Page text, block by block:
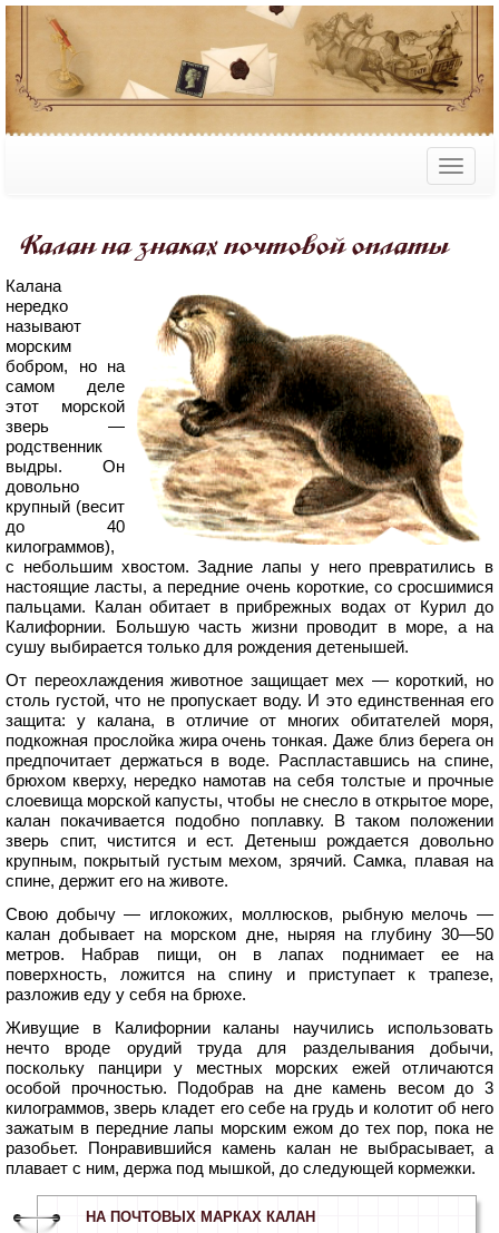
Калан на знаках почтовой оплаты
Калана
нередко
называют
морским
бобром, но на
самом деле
этот морской
зверь —
родственник
выдры. Он
довольно
крупный (весит
до 40
килограммов),
с небольшим хвостом. Задние лапы у него превратились в
настоящие ласты, а передние очень короткие, со сросшимися
пальцами. Калан обитает в прибрежных водах от Курил до
Калифорнии. Большую часть жизни проводит в море, а на
сушу выбирается только для рождения детенышей.
От переохлаждения животное защищает мех — короткий, но
столь густой, что не пропускает воду. И это единственная его
защита: у калана, в отличие от многих обитателей моря,
подкожная прослойка жира очень тонкая. Даже близ берега он
предпочитает держаться в воде. Распластавшись на спине,
брюхом кверху, нередко намотав на себя толстые и прочные
слоевища морской капусты, чтобы не снесло в открытое море,
калан покачивается подобно поплавку. В таком положении
зверь спит, чистится и ест. Детеныш рождается довольно
крупным, покрытый густым мехом, зрячий. Самка, плавая на
спине, держит его на животе.
Свою добычу — иглокожих, моллюсков, рыбную мелочь —
калан добывает на морском дне, ныряя на глубину 30—50
метров. Набрав пищи, он в лапах поднимает ее на
поверхность, ложится на спину и приступает к трапезе,
разложив еду у себя на брюхе.
Живущие в Калифорнии каланы научились использовать
нечто вроде орудий труда для разделывания добычи,
поскольку панцири у местных морских ежей отличаются
особой прочностью. Подобрав на дне камень весом до 3
килограммов, зверь кладет его себе на грудь и колотит об него
зажатым в передние лапы морским ежом до тех пор, пока не
разобьет. Понравившийся камень калан не выбрасывает, а
плавает с ним, держа под мышкой, до следующей кормежки.
НА ПОЧТОВЫХ МАРКАХ КАЛАН